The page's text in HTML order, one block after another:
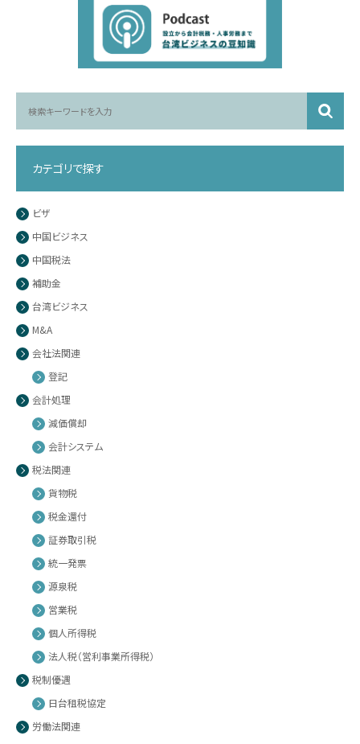
カテゴリで探す
ビザ
中国ビジネス
中国税法
補助金
台湾ビジネス
M&A
会社法関連
登記
会計処理
減価償却
会計システム
税法関連
貨物税
税金還付
証券取引税
統一発票
源泉税
営業税
個人所得税
法人税（営利事業所得税）
税制優遇
日台租税協定
労働法関連